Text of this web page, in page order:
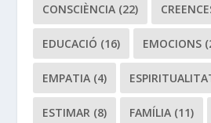
CONSCIÈNCIA (22)
EDUCACIÓ (16) EMOCIONS
EMPATIA (4)
ESTIMAR (8) FAMÍLIA (11)